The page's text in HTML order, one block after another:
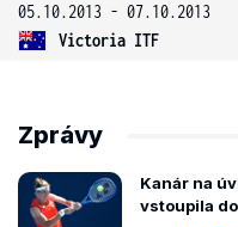
05.10.2013 - 07.10.2013
Victoria ITF
Zprávy
Kanár na
vstoupila